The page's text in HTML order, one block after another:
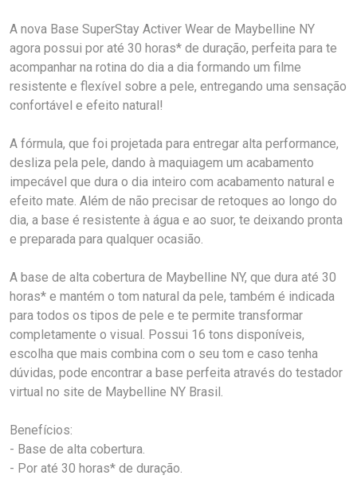
A nova Base SuperStay Activer Wear de Maybelline NY
agora possui por até 30 horas* de duração, perfeita para te
acompanhar na rotina do dia a dia formando um filme
resistente e flexível sobre a pele, entregando uma sensação
confortável e efeito natural!
A fórmula, que foi projetada para entregar alta performance,
desliza pela pele, dando à maquiagem um acabamento
impecável que dura o dia inteiro com acabamento natural e
efeito mate. Além de não precisar de retoques ao longo do
dia, a base é resistente à água e ao suor, te deixando pronta
e preparada para qualquer ocasião.
A base de alta cobertura de Maybelline NY, que dura até 30
horas* e mantém o tom natural da pele, também é indicada
para todos os tipos de pele e te permite transformar
completamente o visual. Possui 16 tons disponíveis,
escolha que mais combina com o seu tom e caso tenha
dúvidas, pode encontrar a base perfeita através do testador
virtual no site de Maybelline NY Brasil.
Benefícios:
- Base de alta cobertura.
- Por até 30 horas* de duração.